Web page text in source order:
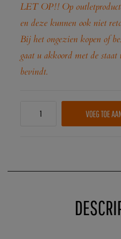
LET OP!! Op
en deze kunnen ook niet
Bij het ongezien kopen of
gaat u akkoord met de
bevindt.
VOEG TOE